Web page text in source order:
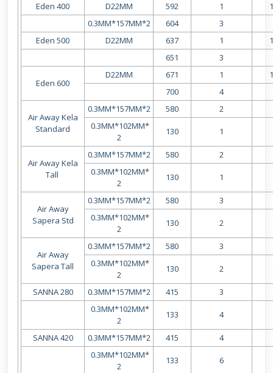
Eden 400 D22MM 592 1
0.3MM*157MM*2
604
3
Eden 500
D22MM 637 1
651
3
Eden 600
D22MM 671 1
700
4
Air Away Kela
Standard
0.3MM*157MM*2 580
2
0.3MM*102MM*
2
130 1
Air Away Kela
Tall
0.3MM*157MM*2 580
2
0.3MM*102MM*
2
130 1
Air Away
Sapera Std
0.3MM*157MM*2 580
3
0.3MM*102MM*
2
130 2
Air Away
Sapera Tall
0.3MM*157MM*2 580
3
0.3MM*102MM*
2
130 2
SANNA 280 0.3MM*157MM*2 415
3
0.3MM*102MM*
2
133 4
SANNA 420 0.3MM*157MM*2 415
4
0.3MM*102MM*
2
133 6